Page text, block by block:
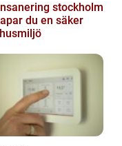
stockholm
du en säker